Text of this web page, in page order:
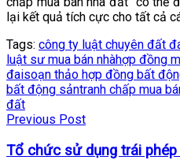
lại kết quả tích cực cho tất cả
Tags: công ty luật chuyên đất
luật sư mua bán nhàhợp đồng
đaisoạn thảo hợp đồng bất
bất động sảntranh chấp mua
đất
Previous Post
Tổ chức sử dụng trái